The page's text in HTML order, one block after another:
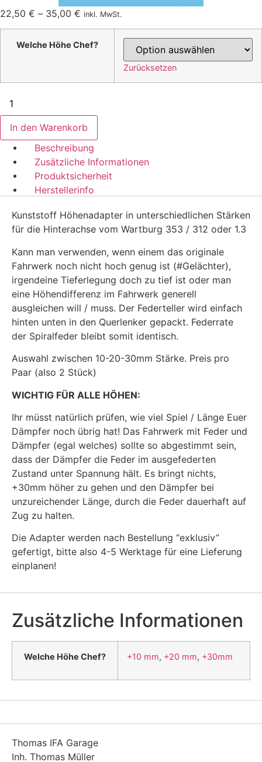
22,50 € – 35,00 € inkl. MwSt.
Welche Höhe Chef?
Zurücksetzen
HA/Hinterachse
für
Fahrwerk
Wartburg
353/312/1.3
Menge
In den Warenkorb
Beschreibung
Zusätzliche Informationen
Produktsicherheit
Herstellerinfo
Kunststoff Höhenadapter in unterschiedlichen Stärken
für die Hinterachse vom Wartburg 353 / 312 oder 1.3
Kann man verwenden, wenn einem das originale
Fahrwerk noch nicht hoch genug ist (#Gelächter),
irgendeine Tieferlegung doch zu tief ist oder man
eine Höhendifferenz im Fahrwerk generell
ausgleichen will / muss. Der Federteller wird einfach
hinten unten in den Querlenker gepackt. Federrate
der Spiralfeder bleibt somit identisch.
Auswahl zwischen 10-20-30mm Stärke. Preis pro
Paar (also 2 Stück)
WICHTIG FÜR ALLE HÖHEN:
Ihr müsst natürlich prüfen, wie viel Spiel / Länge Euer
Dämpfer noch übrig hat! Das Fahrwerk mit Feder und
Dämpfer (egal welches) sollte so abgestimmt sein,
dass der Dämpfer die Feder im ausgefederten
Zustand unter Spannung hält. Es bringt nichts,
+30mm höher zu gehen und den Dämpfer bei
unzureichender Länge, durch die Feder dauerhaft auf
Zug zu halten.
Die Adapter werden nach Bestellung “exklusiv”
gefertigt, bitte also 4-5 Werktage für eine Lieferung
einplanen!
Zusätzliche Informationen
Welche Höhe Chef? +10 mm, +20 mm, +30mm
Thomas IFA Garage
Inh. Thomas Müller